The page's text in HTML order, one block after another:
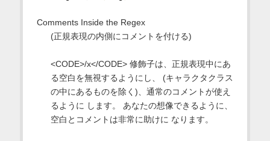
Comments Inside the Regex
(正規表現の内側にコメントを付ける)
<CODE>/x</CODE> 修飾子は、正規表現中にあ
る空白を無視するようにし、 (キャラクタクラス
の中にあるものを除く)、通常のコメントが使え
るように します。 あなたの想像できるように、
空白とコメントは非常に助けに なります。